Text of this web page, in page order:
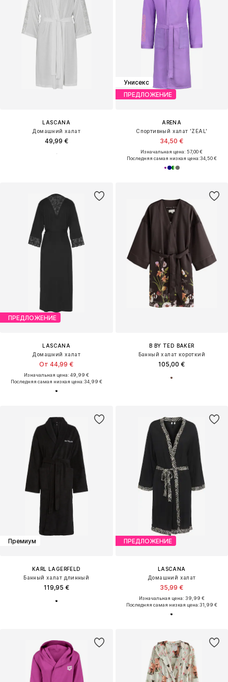
LASCANA
Домашний халат
49,99 €
Унисекс
ПРЕДЛОЖЕНИЕ
ARENA
Спортивный халат 'ZEAL'
34,50 €
Изначальная цена: 57,00 €
Последняя самая низкая цена:34,50 €
ПРЕДЛОЖЕНИЕ
LASCANA
Домашний халат
От 44,99 €
Изначальная цена: 49,99 €
Последняя самая низкая цена:34,99 €
B BY TED BAKER
Банный халат короткий
105,00 €
Премиум
KARL LAGERFELD
Банный халат длинный
119,95 €
ПРЕДЛОЖЕНИЕ
LASCANA
Домашний халат
35,99 €
Изначальная цена: 39,99 €
Последняя самая низкая цена:31,99 €